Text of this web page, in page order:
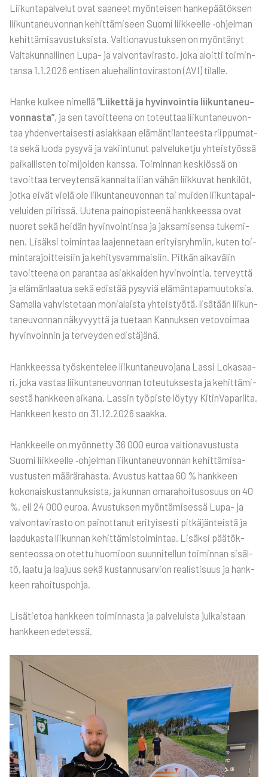
Lii­kun­ta­pal­ve­lut ovat saa­neet myön­tei­sen han­ke­pää­tök­sen
lii­kun­ta­neu­von­nan kehit­tä­mi­seen Suo­mi liik­keel­le ‑ohjel­man
kehit­tä­mi­sa­vus­tuk­sis­ta. Val­tio­na­vus­tuk­sen on myön­tä­nyt
Val­ta­kun­nal­li­nen Lupa- ja val­von­ta­vi­ras­to, joka aloit­ti toi­min­
tan­sa 1.1.2026 enti­sen alue­hal­lin­to­vi­ras­ton (AVI) tilal­le.
Han­ke kul­kee nimel­lä”Lii­ket­tä ja hyvin­voin­tia lii­kun­ta­neu­
von­nas­ta”, ja sen tavoit­tee­na on toteut­taa lii­kun­ta­neu­von­
taa yhden­ver­tai­ses­ti asiak­kaan elä­män­ti­lan­tees­ta riip­pu­mat­
ta sekä luo­da pysy­vä ja vakiin­tu­nut pal­ve­lu­ket­ju yhteis­työs­sä
pai­kal­lis­ten toi­mi­joi­den kans­sa. Toi­min­nan kes­kiös­sä on
tavoit­taa ter­vey­ten­sä kan­nal­ta lii­an vähän liik­ku­vat hen­ki­löt,
jot­ka eivät vie­lä ole lii­kun­ta­neu­von­nan tai mui­den lii­kun­ta­pal­
ve­lui­den pii­ris­sä. Uute­na pain­opis­tee­nä hank­kees­sa ovat
nuo­ret sekä hei­dän hyvin­voin­tin­sa ja jak­sa­mi­sen­sa tuke­mi­
nen. Lisäk­si toi­min­taa laa­jen­ne­taan eri­tyis­ryh­miin, kuten toi­
min­ta­ra­joit­tei­siin ja kehi­tys­vam­mai­siin. Pit­kän aika­vä­lin
tavoit­tee­na on paran­taa asiak­kai­den hyvin­voin­tia, ter­veyt­tä
ja elä­män­laa­tua sekä edis­tää pysy­viä elä­män­ta­pa­muu­tok­sia.
Samal­la vah­vis­te­taan monia­lais­ta yhteis­työ­tä, lisä­tään lii­kun­
ta­neu­von­nan näky­vyyt­tä ja tue­taan Kan­nuk­sen veto­voi­maa
hyvin­voin­nin ja ter­vey­den edis­tä­jä­nä.
Hank­kees­sa työs­ken­te­lee lii­kun­ta­neu­vo­ja­na Las­si Loka­saa­
ri, joka vas­taa lii­kun­ta­neu­von­nan toteu­tuk­ses­ta ja kehit­tä­mi­
ses­tä hank­keen aika­na. Las­sin työ­pis­te löy­tyy Kitin­Va­pa­ril­ta.
Hank­keen kes­to on 31.12.2026 saak­ka.
Hank­keel­le on myön­net­ty 36 000 euroa val­tio­na­vus­tus­ta
Suo­mi liik­keel­le ‑ohjel­man lii­kun­ta­neu­von­nan kehit­tä­mi­sa­
vus­tus­ten mää­rä­ra­has­ta. Avus­tus kat­taa 60 % hank­keen
koko­nais­kus­tan­nuk­sis­ta, ja kun­nan oma­ra­hoi­tuso­suus on 40
%, eli 24 000 euroa. Avus­tuk­sen myön­tä­mi­ses­sä Lupa- ja
val­von­ta­vi­ras­to on pai­not­ta­nut eri­tyi­ses­ti pit­kä­jän­teis­tä ja
laa­du­kas­ta lii­kun­nan kehit­tä­mis­toi­min­taa. Lisäk­si pää­tök­
sen­teos­sa on otet­tu huo­mioon suun­ni­tel­lun toi­min­nan sisäl­
tö, laa­tu ja laa­juus sekä kus­tan­nusar­vion rea­lis­ti­suus ja hank­
keen rahoi­tus­poh­ja.
Lisä­tie­toa hank­keen toi­min­nas­ta ja pal­ve­luis­ta jul­kais­taan
hank­keen ede­tes­sä.